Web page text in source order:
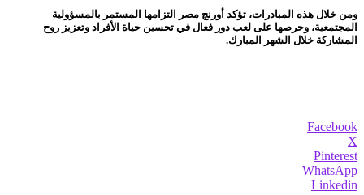
ومن خلال هذه المبادرات، تؤكد أورنچ مصر التزامها المستمر بالمسؤولية
المجتمعية، وحرصها على لعب دور فعال في تحسين حياة الأفراد وتعزيز روح
المشاركة خلال الشهر المبارك.
Facebook
X
Pinterest
WhatsApp
Linkedin